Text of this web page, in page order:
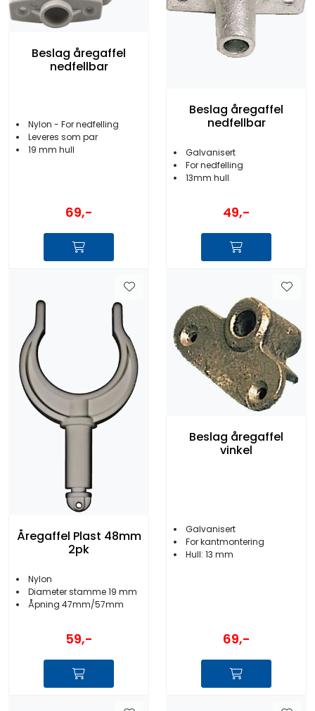
Beslag åregaffel
nedfellbar
Nylon - For nedfelling
Leveres som par
19 mm hull
69,-
Beslag åregaffel
nedfellbar
Galvanisert
For nedfelling
13mm hull
49,-
Åregaffel Plast 48mm
2pk
Nylon
Diameter stamme 19 mm
Åpning 47mm/57mm
59,-
Beslag åregaffel
vinkel
Galvanisert
For kantmontering
Hull: 13 mm
69,-